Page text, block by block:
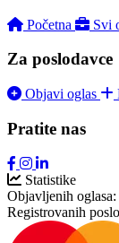
Početna Svi
Za poslodavce
Objavi oglas
Pratite nas
Statistike
Objavljenih oglasa:
Registrovanih